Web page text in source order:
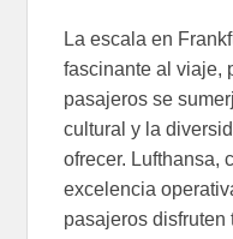
La escala en
fascinante al viaje,
pasajeros se
cultural y la
ofrecer. Lufthansa,
excelencia
pasajeros disfruten